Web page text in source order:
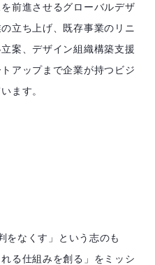
前進させるグローバルデザ
立ち上げ、既存事業のリニ
案、デザイン組織構築支援
アップまで企業が持つビジ
ます。
をなくす」という志のも
る仕組みを創る」をミッシ